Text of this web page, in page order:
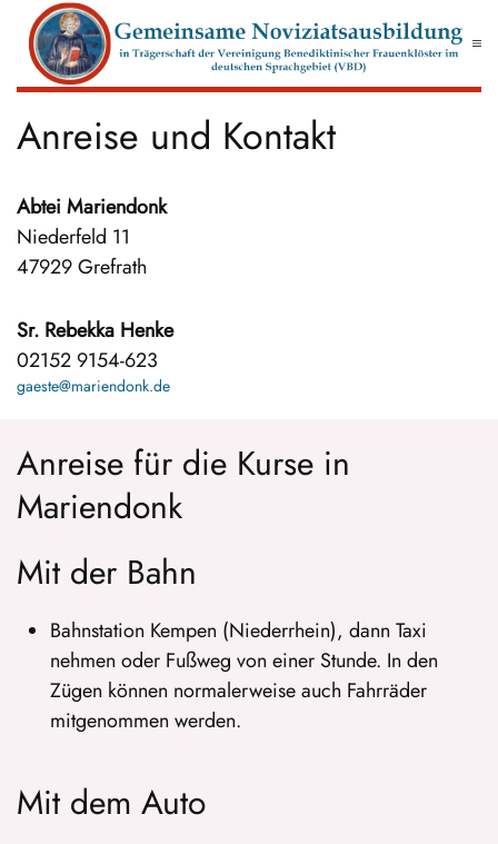
Zum Hauptinhalt springen
Anreise und Kontakt
Abtei Mariendonk
Niederfeld 11
47929 Grefrath
Sr. Rebekka Henke
02152 9154-623
gaeste@mariendonk.de
Anreise für die Kurse in
Mariendonk
Mit der Bahn
Bahnstation Kempen (Niederrhein), dann Taxi
nehmen oder Fußweg von einer Stunde. In den
Zügen können normalerweise auch Fahrräder
mitgenommen werden.
Mit dem Auto